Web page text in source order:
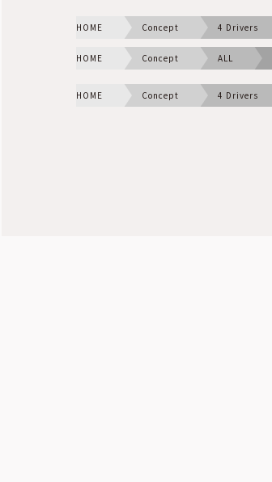
HOME Concept 4 Drivers
HOME Concept ALL
HOME Concept 4 Drivers